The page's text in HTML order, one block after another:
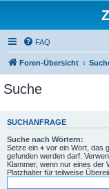
FAQ
Foren-Übersicht
Suche
SUCHANFRAGE
Suche nach Wörtern:
Setze ein + vor ein Wort, das
gefunden werden darf.
Klammer, wenn nur eines der
Platzhalter für teilweise